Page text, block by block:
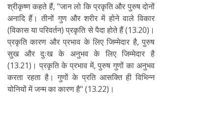
श्रीकृष्ण कहते हैं, "जान लो कि प्रकृति और पुरुष दोनों
अनादि हैं। तीनों गुण और शरीर में होने वाले विकार
(विकास या परिवर्तन) प्रकृति से पैदा होते हैं (13.20)।
प्रकृति कारण और प्रभाव के लिए जिम्मेदार है, पुरुष
सुख और दुःख के अनुभव के लिए जिम्मेदार है
(13.21)। प्रकृति के प्रभाव में, पुरुष गुणों का अनुभव
करता रहता है। गुणों के प्रति आसक्ति ही विभिन्न
योनियों में जन्म का कारण है" (13.22)।